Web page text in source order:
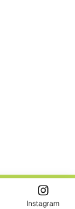
Instagram